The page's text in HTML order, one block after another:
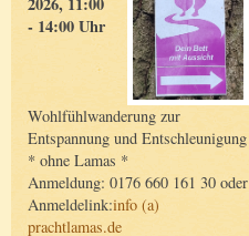
- 14:00 Uhr
Wohlfühlwanderung zur
Entspannung und Entschleunigung
* ohne Lamas *
Anmeldung: 0176 660 161 30 oder
Anmeldelink:info (a)
prachtlamas.de